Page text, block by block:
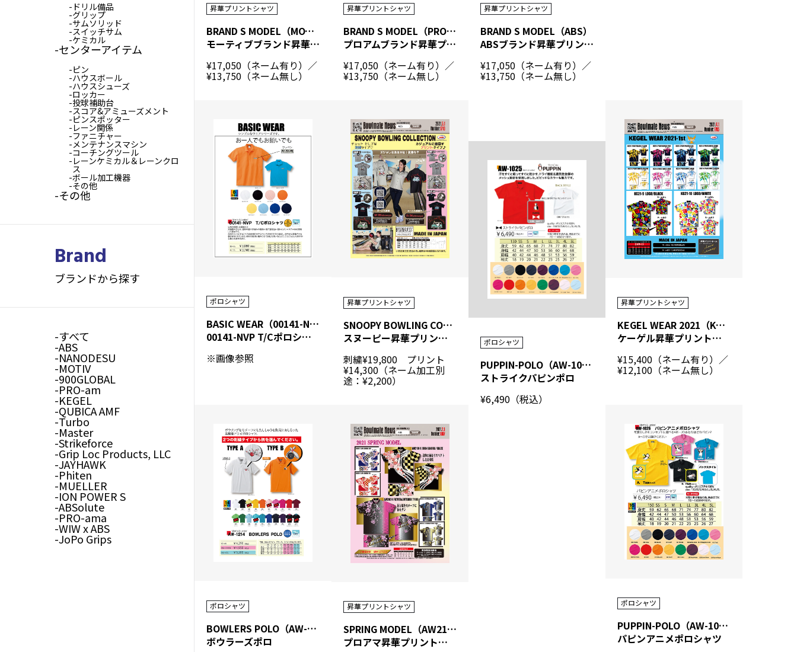
ドリル備品
グリップ
サムソリッド
スイッチサム
ケミカル
センターアイテム
ピン
ハウスボール
ハウスシューズ
ロッカー
投球補助台
スコア&アミューズメント
ピンスポッター
レーン関係
ファニチャー
メンテナンスマシン
コーチングツール
レーンケミカル＆レーンクロ
ス
ボール加工機器
その他
その他
Brand
ブランドから探す
すべて
ABS
NANODESU
MOTIV
900GLOBAL
PRO-am
KEGEL
QUBICA AMF
Turbo
Master
Strikeforce
Grip Loc Products, LLC
JAYHAWK
Phiten
MUELLER
ION POWER S
ABSolute
PRO-ama
WIW x ABS
JoPo Grips
昇華プリントシャツ
BRAND S MODEL（MOTIV）
モーティブブランド昇華プリントシャツ
¥17,050（ネーム有り）／
¥13,750（ネーム無し）
昇華プリントシャツ
BRAND S MODEL（PRO-am）
プロアムブランド昇華プリントシャツ
¥17,050（ネーム有り）／
¥13,750（ネーム無し）
昇華プリントシャツ
BRAND S MODEL（ABS）
ABSブランド昇華プリントシャツ
¥17,050（ネーム有り）／
¥13,750（ネーム無し）
ポロシャツ
BASIC WEAR（00141-NVP ）
00141-NVP T/Cポロシャッ
※画像参照
昇華プリントシャツ
SNOOPY BOWLING COLLECTION （SNP-1-4）
スヌーピー昇華プリントシャツ
刺繍¥19,800 プリント
¥14,300（ネーム加工別
途：¥2,200）
昇華プリントシャツ
KEGEL WEAR 2021（KG21）
ケーゲル昇華プリントシャツ
¥15,400（ネーム有り）／
¥12,100（ネーム無し）
ポロシャツ
BOWLERS POLO（AW-1214）
ボウラーズポロ
昇華プリントシャツ
SPRING MODEL（AW2101-2102）
プロアマ昇華プリントシャツ（スプリングモデル）
ポロシャツ
PUPPIN-POLO（AW-1025）
ストライクパピンポロ
¥6,490（税込）
ポロシャツ
PUPPIN-POLO（AW-1026）
パピンアニメポロシャツ